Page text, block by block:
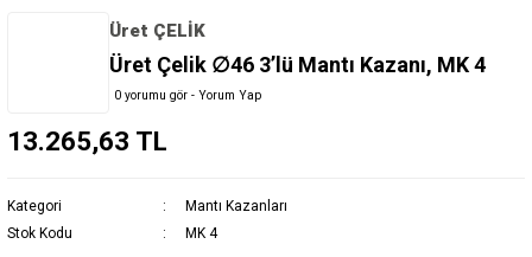
Üret ÇELİK
Üret Çelik ∅46 3’lü Mantı Kazanı, MK 4
0 yorumu gör - Yorum Yap
13.265,63 TL
Kategori
Mantı Kazanları
Stok Kodu
MK 4